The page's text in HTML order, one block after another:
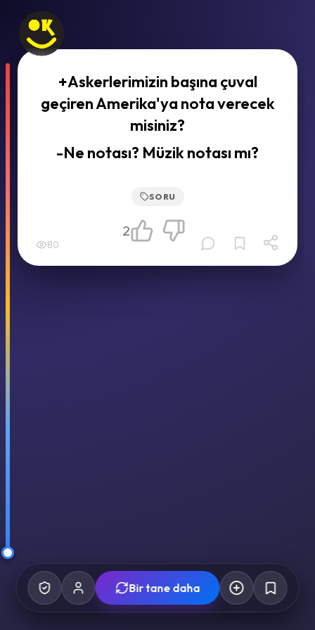
+Askerlerimizin başına çuval
geçiren Amerika'ya nota verecek
misiniz?
-Ne notası? Müzik notası mı?
SORU
80
2
Bir tane daha